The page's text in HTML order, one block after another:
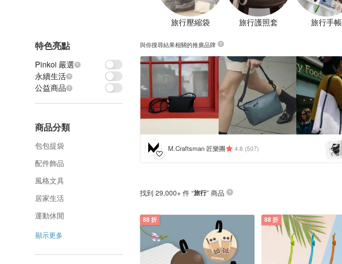
旅行壓縮袋 旅行護照套 旅行手帳
特色亮點
Pinkoi 嚴選
永續生活
公益商品
商品分類
包包提袋
配件飾品
風格文具
居家生活
運動休閒
顯示更多
與你搜尋結果相關的推廣品牌
M.Craftsman 匠樂團 4.8 (507)
找到 29,000+ 件 “旅行” 商品
88 折 88 折